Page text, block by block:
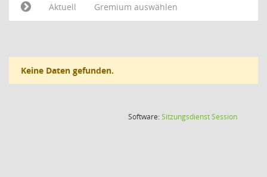
Aktuell
Gremium auswählen
Keine Daten gefunden.
Software:SitzungsdienstSession(Wird in